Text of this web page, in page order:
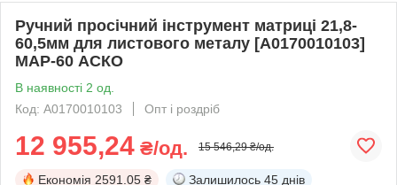
Ручний просічний інструмент матриці 21,8-
60,5мм для листового металу [A0170010103]
MAP-60 АСКО
В наявності 2 од.
Код: A0170010103
Опт і роздріб
12 955,24 ₴/од. 15 546,29 ₴/од.
Економія 2591.05 ₴ Залишилось 45 днів